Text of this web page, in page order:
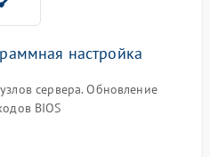
настройка
сервера. Обновление
BIOS